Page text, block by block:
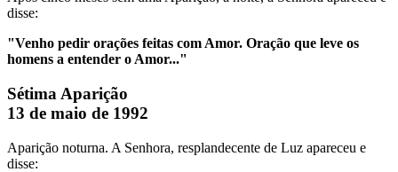
disse:
"Venho pedir orações feitas com Amor. Oração que leve os
homens a entender o Amor..."
Sétima Aparição
13 de maio de 1992
Aparição noturna. A Senhora, resplandecente de Luz apareceu e
disse: